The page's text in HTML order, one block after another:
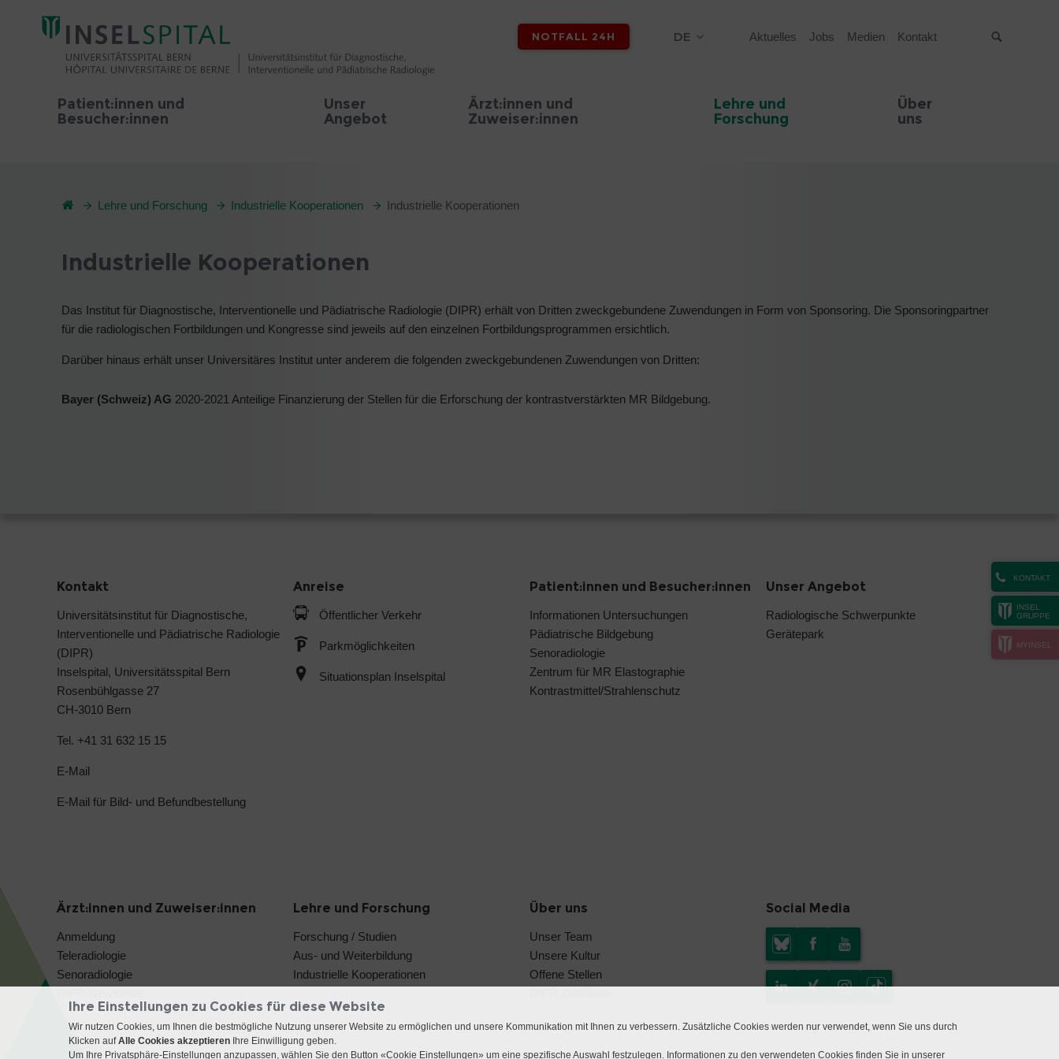
NOTFALL 24H DE Aktuelles Jobs Medien Kontakt
Patient:innen und
Besucher:innen
Unser
Angebot
Ärzt:innen und
Zuweiser:innen
Lehre und
Forschung
Über
uns
KONTAKT
INSEL
GRUPPE
MYINSEL
Lehre und Forschung Industrielle Kooperationen Industrielle Kooperationen
Industrielle Kooperationen
Das Institut für Diagnostische, Interventionelle und Pädiatrische Radiologie (DIPR) erhält von Dritten zweckgebundene Zuwendungen in Form von Sponsoring. Die Sponsoringpartner
für die radiologischen Fortbildungen und Kongresse sind jeweils auf den einzelnen Fortbildungsprogrammen ersichtlich.
Darüber hinaus erhält unser Universitäres Institut unter anderem die folgenden zweckgebundenen Zuwendungen von Dritten:
Bayer (Schweiz) AG 2020-2021 Anteilige Finanzierung der Stellen für die Erforschung der kontrastverstärkten MR Bildgebung.
Kontakt
Universitätsinstitut für Diagnostische,
Interventionelle und Pädiatrische Radiologie
(DIPR)
Inselspital, Universitätsspital Bern
Rosenbühlgasse 27
CH-3010 Bern
Tel. +41 31 632 15 15
E-Mail
E-Mail für Bild- und Befundbestellung
Anreise
Öffentlicher Verkehr
Parkmöglichkeiten
Situationsplan Inselspital
Patient:innen und Besucher:innen
Informationen Untersuchungen
Pädiatrische Bildgebung
Senoradiologie
Zentrum für MR Elastographie
Kontrastmittel/Strahlenschutz
Unser Angebot
Radiologische Schwerpunkte
Gerätepark
Ärzt:innen und Zuweiser:innen
Anmeldung
Teleradiologie
Senoradiologie
Lehre und Forschung
Forschung / Studien
Aus- und Weiterbildung
Industrielle Kooperationen
Über uns
Unser Team
Unsere Kultur
Offene Stellen
Social Media
Ihre Einstellungen zu Cookies für diese Website
Wir nutzen Cookies, um Ihnen die bestmögliche Nutzung unserer Website zu ermöglichen und unsere Kommunikation mit Ihnen zu verbessern. Zusätzliche Cookies werden nur verwendet, wenn Sie uns durch
Klicken aufAlle Cookies akzeptieren Ihre Einwilligung geben.
Um Ihre Privatsphäre-Einstellungen anzupassen, wählen Sie den Button «Cookie Einstellungen» um eine spezifische Auswahl festzulegen. Informationen zu den verwendeten Cookies finden Sie in unserer